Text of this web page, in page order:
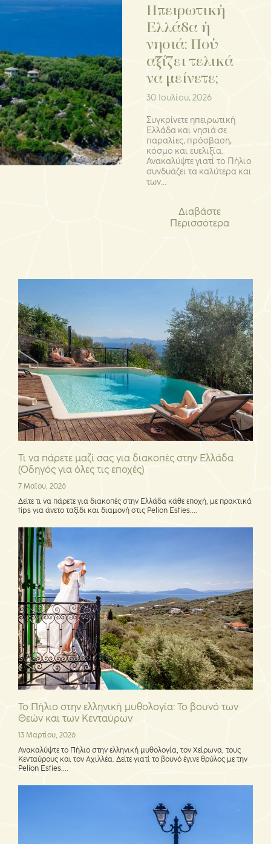
Ηπειρωτική
Ελλάδα ή
νησιά: Πού
αξίζει τελικά
να μείνετε;
30 Ιουλίου, 2026
Συγκρίνετε ηπειρωτική
Ελλάδα και νησιά σε
παραλίες, πρόσβαση,
κόσμο και ευελιξία.
Ανακαλύψτε γιατί το Πήλιο
συνδυάζει τα καλύτερα και
των...
Διαβάστε
Περισσότερα
Τι να πάρετε μαζί σας για διακοπές στην Ελλάδα
(Οδηγός για όλες τις εποχές)
7 Μαΐου, 2026
Δείτε τι να πάρετε για διακοπές στην Ελλάδα κάθε εποχή, με πρακτικά
tips για άνετο ταξίδι και διαμονή στις Pelion Esties....
Το Πήλιο στην ελληνική μυθολογία: Το βουνό των
Θεών και των Κενταύρων
13 Μαρτίου, 2026
Ανακαλύψτε το Πήλιο στην ελληνική μυθολογία, τον Χείρωνα, τους
Κενταύρους και τον Αχιλλέα. Δείτε γιατί το βουνό έγινε θρύλος με την
Pelion Esties....